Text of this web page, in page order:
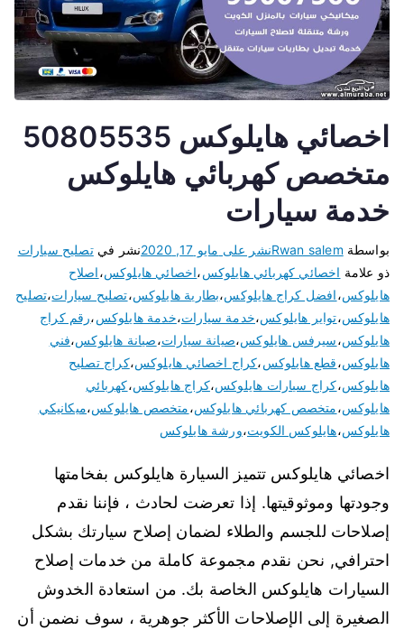
اخصائي هايلوكس 50805535
متخصص كهربائي هايلوكس
خدمة سيارات
بواسطة Rwan salemنشر على مايو 17, 2020 نشر فيتصليح سيارات
ذو علامة اخصائي كهربائي هايلوكس،اخصائي هايلوكس،اصلاح
هايلوكس،افضل كراج هايلوكس،بطارية هايلوكس،تصليح سيارات،تصليح
هايلوكس،تواير هايلوكس،خدمة سيارات،خدمة هايلوكس،رقم كراج
هايلوكس،سيرفس هايلوكس،صيانة سيارات،صيانة هايلوكس،فني
هايلوكس،قطع هايلوكس،كراج اخصائي هايلوكس،كراج تصليح
هايلوكس،كراج سيارات هايلوكس،كراج هايلوكس،كهربائي
هايلوكس،متخصص كهربائي هايلوكس،متخصص هايلوكس،ميكانيكي
هايلوكس،هايلوكس الكويت،ورشة هايلوكس
اخصائي هايلوكس تتميز السيارة هايلوكس بفخامتها
وجودتها وموثوقيتها. إذا تعرضت لحادث ، فإننا نقدم
إصلاحات للجسم والطلاء لضمان إصلاح سيارتك بشكل
احترافي, نحن نقدم مجموعة كاملة من خدمات إصلاح
السيارات هايلوكس الخاصة بك. من استعادة الخدوش
الصغيرة إلى الإصلاحات الأكثر جوهرية ، سوف نضمن أن